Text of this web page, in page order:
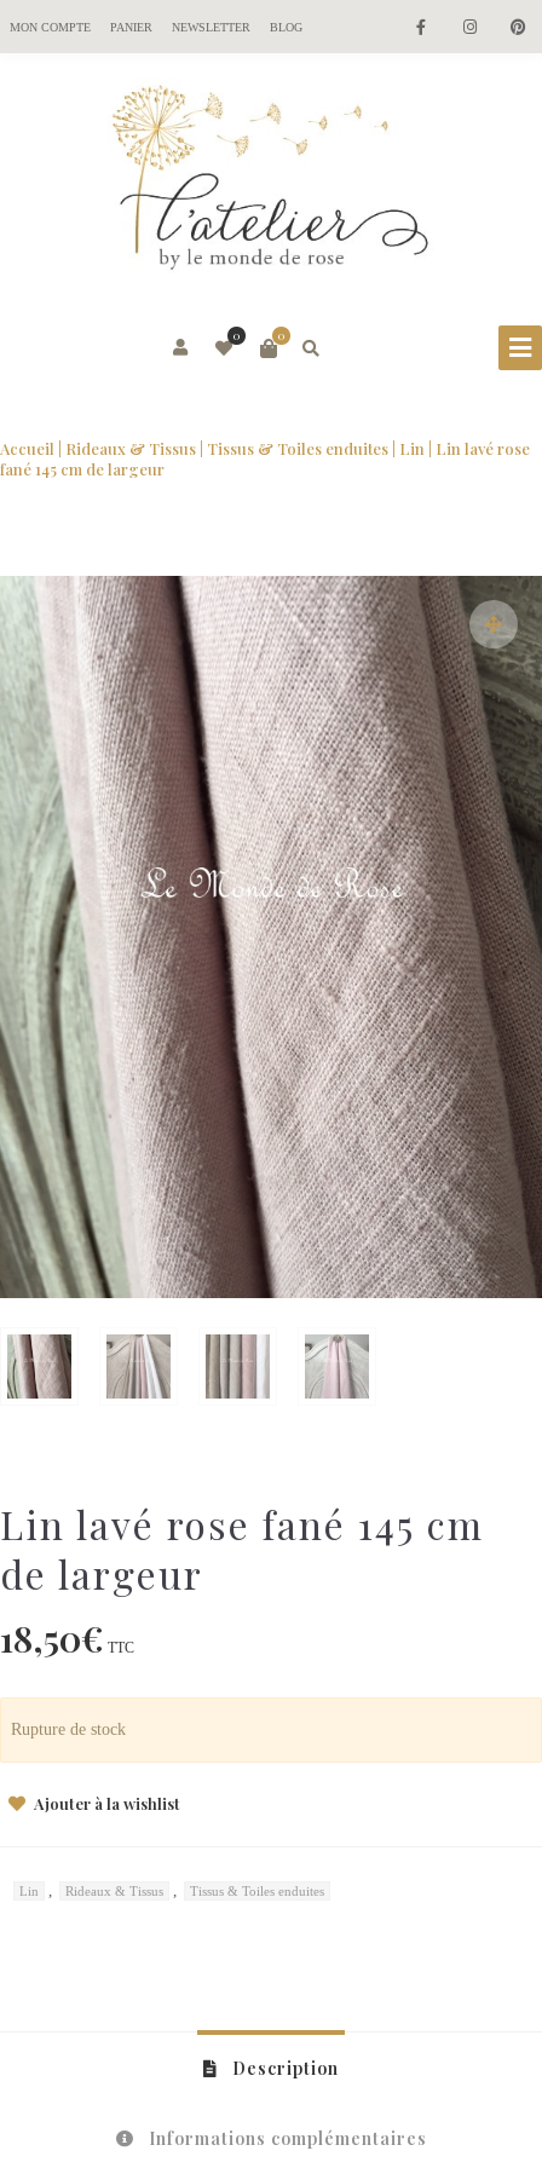
MON COMPTE PANIER NEWSLETTER BLOG
0
0
Accueil Rideaux & Tissus Tissus & Toiles enduites Lin | Lin lavé rose
fané 145 cm de largeur
Lin lavé rose fané 145 cm
de largeur
18,50€ TTC
Rupture de stock
Ajouter à la wishlist
Lin , Rideaux & Tissus , Tissus & Toiles enduites
Description
Informations complémentaires